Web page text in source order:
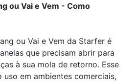
ou Vai e Vem - Como
ou Vai e Vem da Starfer é
que precisam abrir para
à sua mola de retorno. Esse
uso em ambientes comerciais,